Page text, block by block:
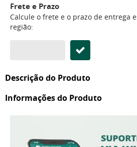
Frete e Prazo
Calcule o frete e o prazo de entrega
região:
Descrição do Produto
Informações do Produto